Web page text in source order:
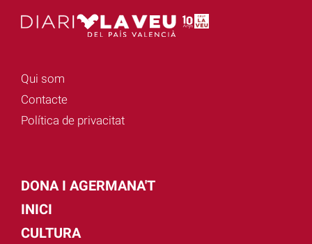
Qui som
Contacte
Política de privacitat
DONA I AGERMANA'T
INICI
CULTURA